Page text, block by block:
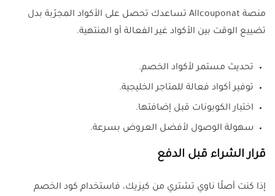
منصة Allcouponat تساعدك تحصل على الأكواد المجرّبة بدل
تضييع الوقت بين الأكواد غير الفعالة أو المنتهية.
تحديث مستمر لأكواد الخصم.
توفير أكواد فعالة للمتاجر الخليجية.
اختبار الكوبونات قبل إضافتها.
سهولة الوصول لأفضل العروض بسرعة.
قرار الشراء قبل الدفع
إذا كنت أصلًا ناوي تشتري من كيزيك، فاستخدام كود الخصم